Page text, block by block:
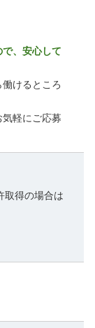
、安心して
けるところ
軽にご応募
取得の場合は